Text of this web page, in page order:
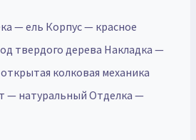
— ель Корпус — красное
твердого дерева Накладка —
колковая механика
— натуральный Отделка —